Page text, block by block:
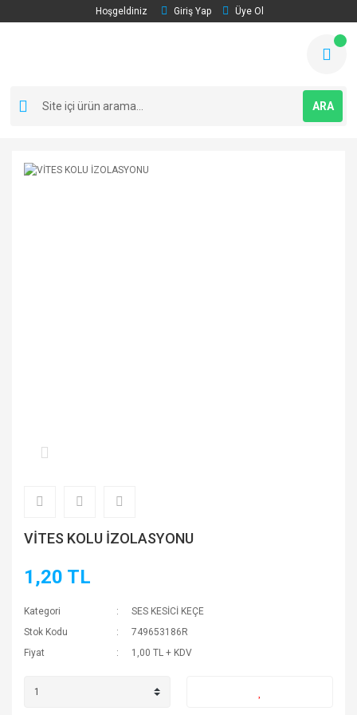
Hoşgeldiniz Giriş Yap Üye Ol
ARA
VİTES KOLU İZOLASYONU
1,20 TL
Kategori
SES KESİCİ KEÇE
Stok Kodu
749653186R
Fiyat
1,00 TL + KDV